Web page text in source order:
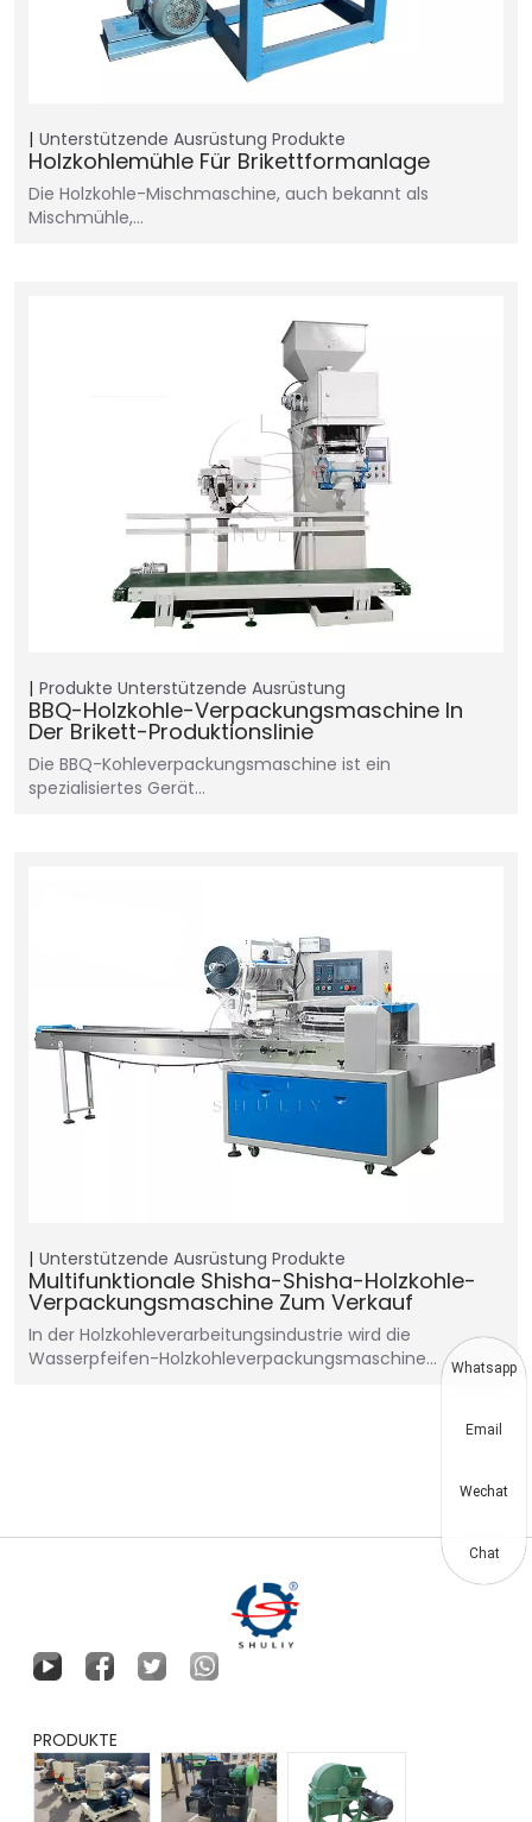
Unterstützende Ausrüstung Produkte
Holzkohlemühle Für Brikettformanlage
Die Holzkohle-Mischmaschine, auch bekannt als
Mischmühle,…
Produkte Unterstützende Ausrüstung
BBQ-Holzkohle-Verpackungsmaschine In
Der Brikett-Produktionslinie
Die BBQ-Kohleverpackungsmaschine ist ein
spezialisiertes Gerät...
Unterstützende Ausrüstung Produkte
Multifunktionale Shisha-Shisha-Holzkohle-
Verpackungsmaschine Zum Verkauf
In der Holzkohleverarbeitungsindustrie wird die
Wasserpfeifen-Holzkohleverpackungsmaschine…
PRODUKTE
Whatsapp
Email
Wechat
Chat